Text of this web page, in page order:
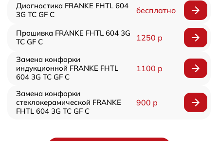
Диагностика FRANKE FHTL 604
3G TC GF C
бесплатно
Прошивка FRANKE FHTL 604 3G
TC GF C
1250 р
Замена конфорки
индукционной FRANKE FHTL
604 3G TC GF C
1100 р
Замена конфорки
стеклокерамической FRANKE
FHTL 604 3G TC GF C
900 р